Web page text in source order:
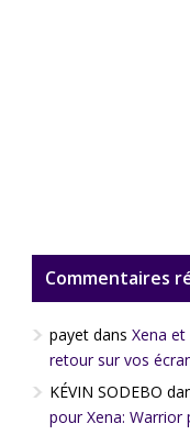
Commentaires
payet dans Xena
retour sur vos
KÉVIN SODEBO
pour Xena: Warrior